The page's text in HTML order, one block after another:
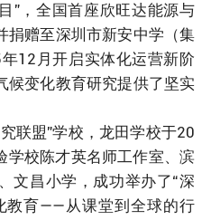
”，全国首座欣旺达能源与
捐赠至深圳市新安中学（集
12月开启实体化运营新阶
候变化教育研究提供了坚实
联盟”学校，龙田学校于20
学校陈才英名师工作室、滨
文昌小学，成功举办了“深
教育——从课堂到全球的行